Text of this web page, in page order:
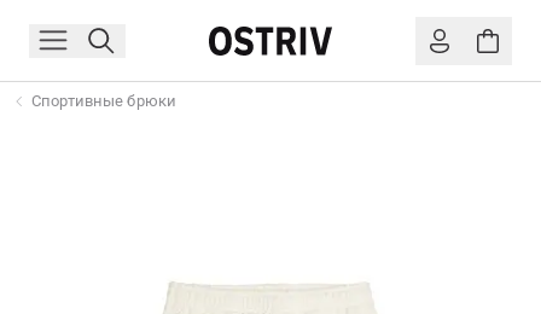
Спортивные брюки